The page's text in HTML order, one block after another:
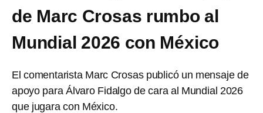
de Marc Crosas rumbo al
Mundial 2026 con México
El comentarista Marc Crosas publicó un mensaje de
apoyo para Álvaro Fidalgo de cara al Mundial 2026
que jugara con México.